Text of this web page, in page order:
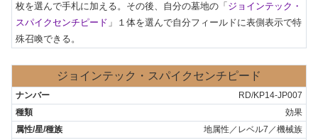
枚を選んで手札に加える。その後、自分の墓地の「 ジョインテック・
スパイクセンチピード 」１体を選んで自分フィールドに表側表示で特
殊召喚できる。
ジョインテック・スパイクセンチピード
RD/KP14-JP007
効果
地属性／レベル7／機械族